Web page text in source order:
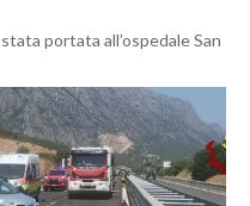
portata all’ospedale San